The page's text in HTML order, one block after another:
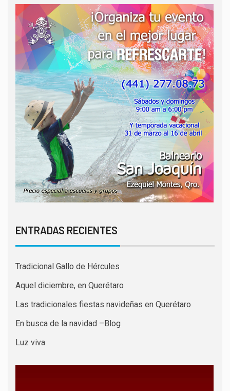
ENTRADAS RECIENTES
Tradicional Gallo de Hércules
Aquel diciembre, en Querétaro
Las tradicionales fiestas navideñas en Querétaro
En busca de la navidad –Blog
Luz viva